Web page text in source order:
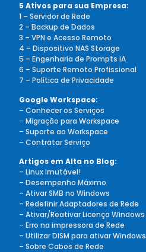
5 Ativos para sua Empresa:
1 – Servidor de Rede
2 – Backup de Dados
3 – VPN e Acesso Remoto
4 – Dispositivo NAS Storage
5 – Engenharia de Prompts IA
6 – Suporte Remoto Profissional
7 – Política de Privacidade
Google Workspace:
–Conhecer os Serviços
–Migração para Workspace
–Suporte ao Workspace
–Contratar Serviço
Artigos em Alta no Blog:
– Linux Imutável!
– Desempenho Máximo
– Ativar SMB no Windows
– Redefinir Adaptadores de Rede
– Ativar/Reativar Licença Windows
– Erro na impressora de Rede
– Utilizar DISM para ativar Windows
– Sobre Cabos de Rede